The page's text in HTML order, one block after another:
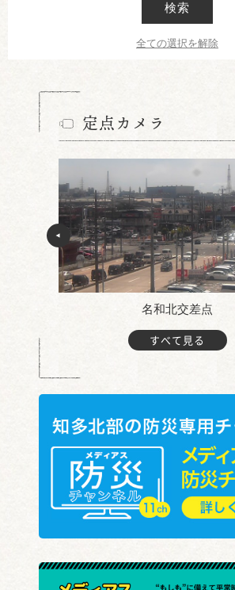
検索
全ての選択を解除
定点カメラ
名和北交差点
すべて見る